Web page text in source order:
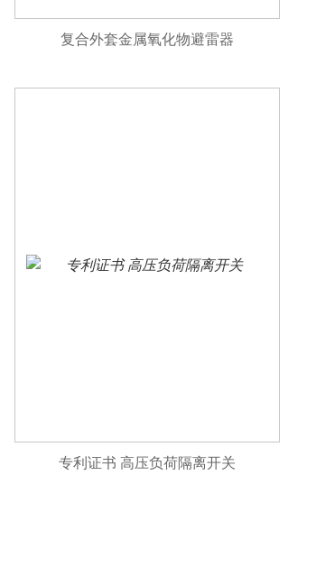
复合外套金属氧化物避雷器
专利证书 高压负荷隔离开关